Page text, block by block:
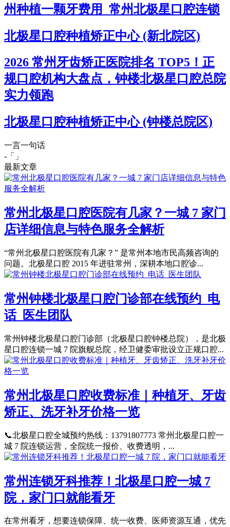
州种植一颗牙费用_常州北极星口腔连锁
北极星口腔种植矫正中心 (新北院区)
2026 常州牙齿矫正医院排名 TOP5！正
规口腔机构大盘点，钟楼北极星口腔总院
实力领跑
北极星口腔种植矫正中心 (钟楼总院区)
一言一句话
-「
」
最新文章
常州北极星口腔医院有几家？一城 7 家门
店详细信息与特色服务全解析
“常州北极星口腔医院有几家？” 是常州本地市民高频咨询的
问题。北极星口腔 2015 年进驻常州，深耕本地口腔诊...
常州钟楼北极星口腔门诊部在线预约_电
话_医生团队
常州钟楼北极星口腔门诊部（北极星口腔钟楼总院），是北极
星口腔连锁一城 7 院旗舰总院，经卫健委审批设立正规口腔...
常州北极星口腔收费标准｜种植牙、牙齿
矫正、洗牙补牙价格一览
📞北极星口腔全城预约热线：13791807773 常州北极星口腔一
城 7 院连锁运营，全院统一报价、收费透明，...
常州连锁牙科推荐！北极星口腔一城 7
院，家门口就能看牙
在常州看牙，想要连锁保障、统一收费、医师资源互通，优先